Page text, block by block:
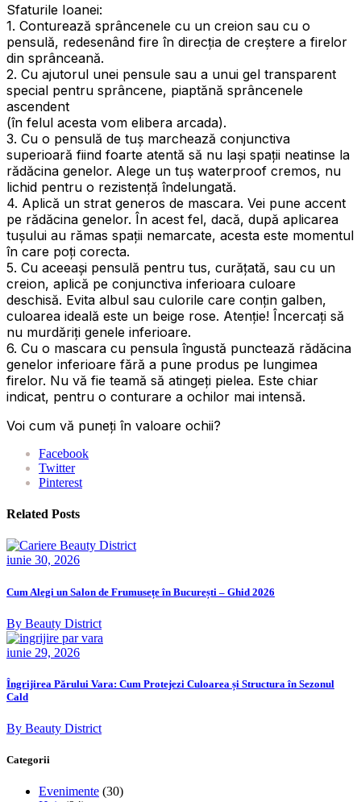
Sfaturile Ioanei:
1. Conturează sprâncenele cu un creion sau cu o
pensulă, redesenând fire în direcția de creștere a firelor
din sprânceană.
2. Cu ajutorul unei pensule sau a unui gel transparent
special pentru sprâncene, piaptănă sprâncenele
ascendent
(în felul acesta vom elibera arcada).
3. Cu o pensulă de tuș marchează conjunctiva
superioară fiind foarte atentă să nu lași spații neatinse la
rădăcina genelor. Alege un tuș waterproof cremos, nu
lichid pentru o rezistență îndelungată.
4. Aplică un strat generos de mascara. Vei pune accent
pe rădăcina genelor. În acest fel, dacă, după aplicarea
tușului au rămas spații nemarcate, acesta este momentul
în care poți corecta.
5. Cu aceeași pensulă pentru tus, curățată, sau cu un
creion, aplică pe conjunctiva inferioara culoare
deschisă. Evita albul sau culorile care conțin galben,
culoarea ideală este un beige rose. Atenție! Încercați să
nu murdăriți genele inferioare.
6. Cu o mascara cu pensula îngustă punctează rădăcina
genelor inferioare fără a pune produs pe lungimea
firelor. Nu vă fie teamă să atingeți pielea. Este chiar
indicat, pentru o conturare a ochilor mai intensă.
Voi cum vă puneți în valoare ochii?
Facebook
Twitter
Pinterest
Related Posts
iunie 30, 2026
Cum Alegi un Salon de Frumusețe în București – Ghid 2026
By Beauty District
iunie 29, 2026
Îngrijirea Părului Vara: Cum Protejezi Culoarea și Structura în Sezonul
Cald
By Beauty District
Categorii
Evenimente (30)